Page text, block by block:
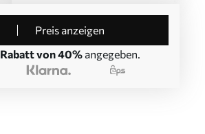
Preis anzeigen
Rabatt von 40% angegeben.